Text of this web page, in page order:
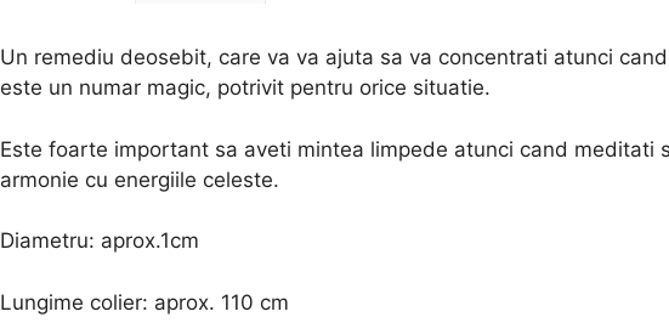
Un remediu deosebit, care va va ajuta sa va concentrati atunci
este un numar magic, potrivit pentru orice situatie.
Este foarte important sa aveti mintea limpede atunci cand meditati
armonie cu energiile celeste.
Diametru: aprox.1cm
Lungime colier: aprox. 110 cm